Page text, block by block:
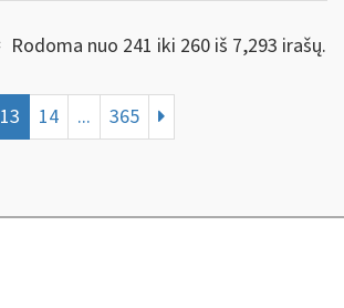
Rodoma nuo 241 iki 260 iš 7,293 irašų.
13 14 ... 365